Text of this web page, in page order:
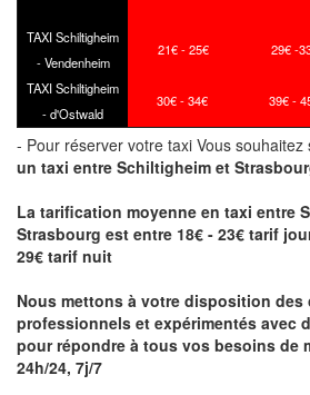
TAXI Schiltigheim
- Vendenheim
21€ - 25€ 29€ -
TAXI Schiltigheim
- d'Ostwald
30€ - 34€ 39€ -
- Pour réserver votre taxi Vous souhaitez
un taxi entre Schiltigheim et
La tarification moyenne en taxi entre
Strasbourg est entre 18€ - 23€ tarif
29€ tarif nuit
Nous mettons à votre disposition des
professionnels et expérimentés avec
pour répondre à tous vos besoins de
24h/24, 7j/7